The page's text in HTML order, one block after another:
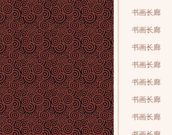
书画长廊
书画长廊
书画长廊
书画长廊
书画长廊
书画长廊
书画长廊